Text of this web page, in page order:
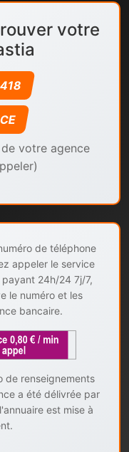
votre
votre agence
de téléphone
appeler le service
24h/24 7j/7,
le numéro et les
bancaire.
de renseignements
a été délivrée par
est mise à